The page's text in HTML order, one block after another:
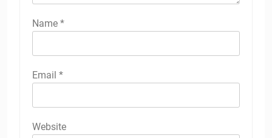
Name *
Email *
Website